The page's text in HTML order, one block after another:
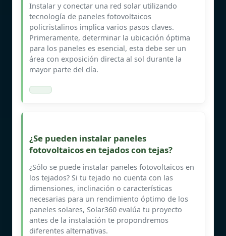
Instalar y conectar una red solar utilizando
tecnología de paneles fotovoltaicos
policristalinos implica varios pasos claves.
Primeramente, determinar la ubicación óptima
para los paneles es esencial, esta debe ser un
área con exposición directa al sol durante la
mayor parte del día.
¿Se pueden instalar paneles
fotovoltaicos en tejados con tejas?
¿Sólo se puede instalar paneles fotovoltaicos en
los tejados? Si tu tejado no cuenta con las
dimensiones, inclinación o características
necesarias para un rendimiento óptimo de los
paneles solares, Solar360 evalúa tu proyecto
antes de la instalación te propondremos
diferentes alternativas.